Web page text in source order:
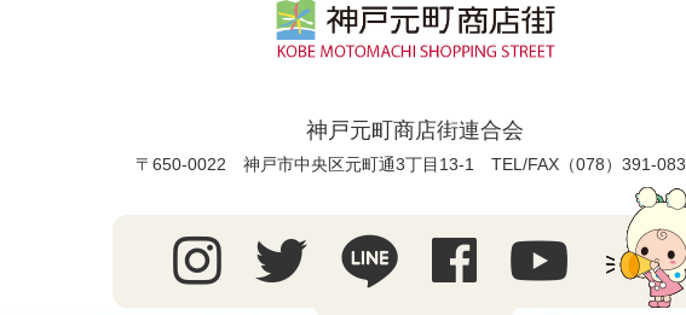
神戸元町商店街連合会
〒650-0022 神戸市中央区元町通3丁目13-1 TEL/FAX（078）391-